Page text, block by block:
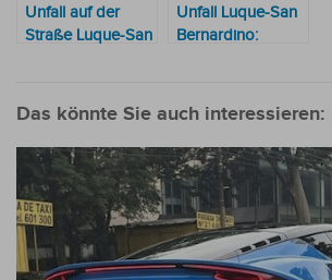
Unfall auf der
Straße Luque-San
der Opfer
Unfall Luque-San
Bernardino:
strafversetzt
Das könnte Sie auch interessieren: